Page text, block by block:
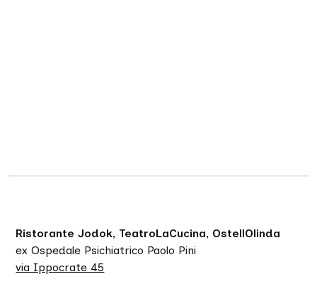
Ristorante Jodok, TeatroLaCucina, OstellOlinda
ex Ospedale Psichiatrico Paolo Pini
via Ippocrate 45